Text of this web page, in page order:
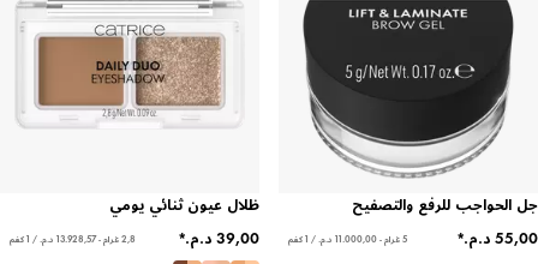
جل الحواجب للرفع والتصفيح
5 غرام - ‏11.000,00 د.م.‏ / 1 كغم
ظلال عيون ثنائي يومي
2,8 غرام - ‏13.928,57 د.م.‏ / 1 كغم